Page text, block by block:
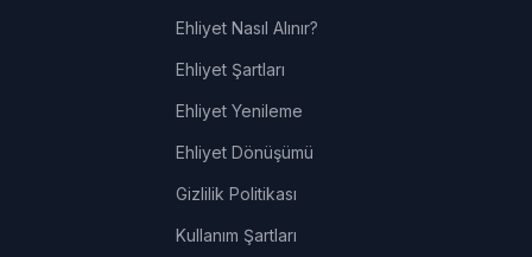
Ehliyet Nasıl Alınır?
Ehliyet Şartları
Ehliyet Yenileme
Ehliyet Dönüşümü
Gizlilik Politikası
Kullanım Şartları